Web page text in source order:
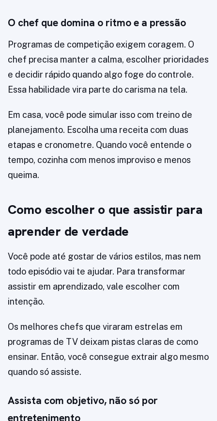
O chef que domina o ritmo e a pressão
Programas de competição exigem coragem. O
chef precisa manter a calma, escolher prioridades
e decidir rápido quando algo foge do controle.
Essa habilidade vira parte do carisma na tela.
Em casa, você pode simular isso com treino de
planejamento. Escolha uma receita com duas
etapas e cronometre. Quando você entende o
tempo, cozinha com menos improviso e menos
queima.
Como escolher o que assistir para
aprender de verdade
Você pode até gostar de vários estilos, mas nem
todo episódio vai te ajudar. Para transformar
assistir em aprendizado, vale escolher com
intenção.
Os melhores chefs que viraram estrelas em
programas de TV deixam pistas claras de como
ensinar. Então, você consegue extrair algo mesmo
quando só assiste.
Assista com objetivo, não só por
entretenimento